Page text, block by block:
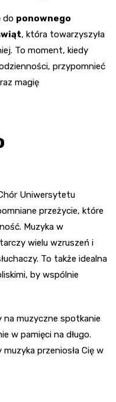
do ponownego
, która towarzyszyła
To moment, kiedy
przypomnieć
magię
Uniwersytetu
przeżycie, które
Muzyka w
wielu wzruszeń i
To także idealna
by wspólnie
muzyczne spotkanie
w pamięci na długo.
przeniosła Cię w